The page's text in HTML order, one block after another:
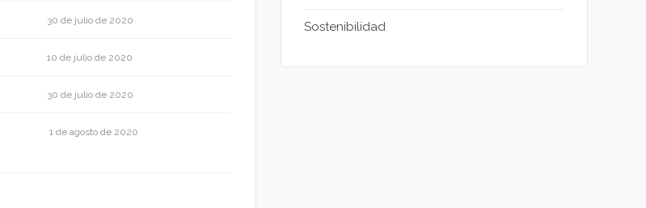
30 de julio de 2020
10 de julio de 2020
30 de julio de 2020
1 de agosto de 2020
Sostenibilidad